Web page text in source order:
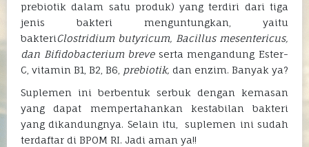
prebiotik dalam satu produk) yang terdiri dari tiga
jenis bakteri menguntungkan, yaitu
bakteri Clostridium butyricum, Bacillus mesentericus,
dan Bifidobacterium breve serta mengandung Ester-
C, vitamin B1, B2, B6, prebiotik, dan enzim. Banyak ya?
Suplemen ini berbentuk serbuk dengan kemasan
yang dapat mempertahankan kestabilan bakteri
yang dikandungnya. Selain itu, suplemen ini sudah
terdaftar di BPOM RI. Jadi aman ya!!